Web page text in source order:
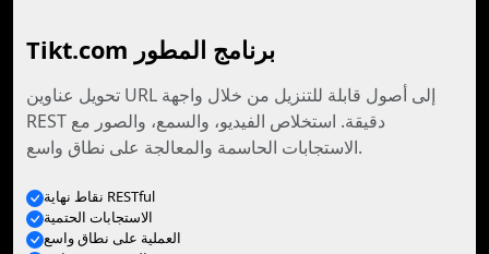
Tikt.com برنامج المطور
تحويل عناوين URL إلى أصول قابلة للتنزيل من خلال واجهة
REST دقيقة. استخلاص الفيديو، والسمع، والصور مع
الاستجابات الحاسمة والمعالجة على نطاق واسع.
نقاط نهاية RESTful
الاستجابات الحتمية
العملية على نطاق واسع